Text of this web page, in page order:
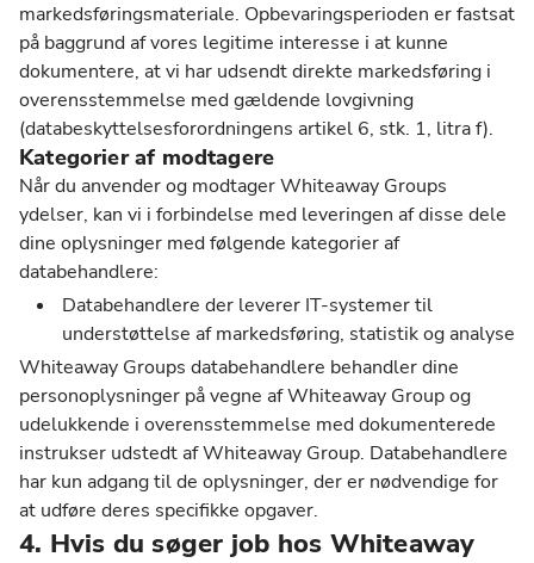
markedsføringsmateriale. Opbevaringsperioden er fastsat
på baggrund af vores legitime interesse i at kunne
dokumentere, at vi har udsendt direkte markedsføring i
overensstemmelse med gældende lovgivning
(databeskyttelsesforordningens artikel 6, stk. 1, litra f).
Kategorier af modtagere
Når du anvender og modtager Whiteaway Groups
ydelser, kan vi i forbindelse med leveringen af disse dele
dine oplysninger med følgende kategorier af
databehandlere:
Databehandlere der leverer IT-systemer til
understøttelse af markedsføring, statistik og analyse
Whiteaway Groups databehandlere behandler dine
personoplysninger på vegne af Whiteaway Group og
udelukkende i overensstemmelse med dokumenterede
instrukser udstedt af Whiteaway Group. Databehandlere
har kun adgang til de oplysninger, der er nødvendige for
at udføre deres specifikke opgaver.
4. Hvis du søger job hos Whiteaway